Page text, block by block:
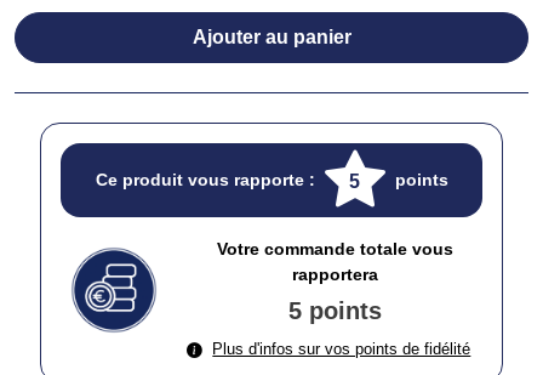
Ajouter au panier
Ce produit vous rapporte : 5 points
Votre commande totale vous
rapportera
5 points
Plus d'infos sur vos points de fidélité